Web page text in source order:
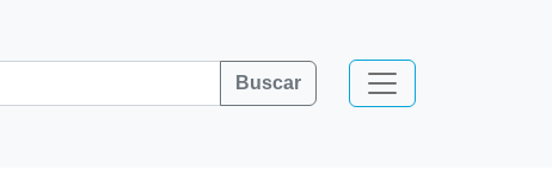
Buscar